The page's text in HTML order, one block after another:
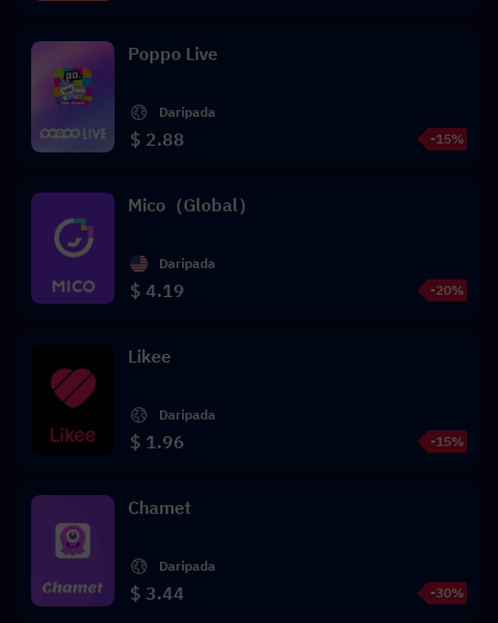
Poppo Live
Daripada
$ 2.88 -15%
Mico（Global）
Daripada
$ 4.19 -20%
Likee
Daripada
$ 1.96 -15%
Chamet
Daripada
$ 3.44 -30%